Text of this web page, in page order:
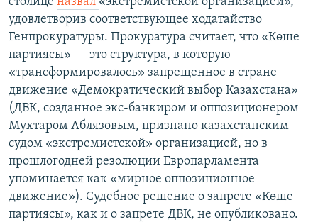
удовлетворив соответствующее ходатайство
Генпрокуратуры. Прокуратура считает, что «Көше
партиясы» — это структура, в которую
«трансформировалось» запрещенное в стране
движение «Демократический выбор Казахстана»
(ДВК, созданное экс-банкиром и оппозиционером
Мухтаром Аблязовым, признано казахстанским
судом «экстремистской» организацией, но в
прошлогодней резолюции Европарламента
упоминается как «мирное оппозиционное
движение»). Судебное решение о запрете «Көше
партиясы», как и о запрете ДВК, не опубликовано.